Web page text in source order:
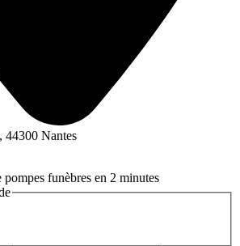
44300 Nantes
funèbres en 2 minutes